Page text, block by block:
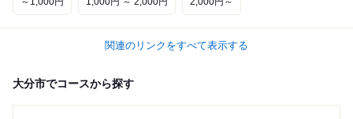
関連のリンクをすべて表示する
大分市でコースから探す